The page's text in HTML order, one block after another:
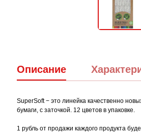
Описание
SuperSoft − это линейка качественно
бумаги, с заточкой. 12 цветов в упаковке.
1 рубль от продажи каждого продукта